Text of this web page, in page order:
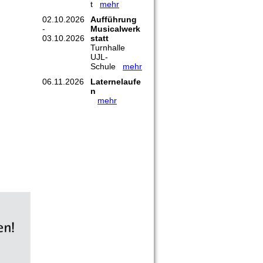
t mehr
02.10.2026
-
03.10.2026
Aufführung
Musicalwerk
statt
Turnhalle
UJL-
Schule mehr
06.11.2026
Laternelaufe
n
mehr